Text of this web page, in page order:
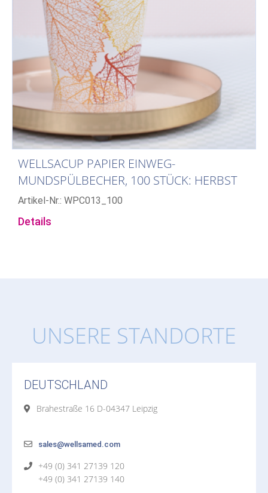
WELLSACUP PAPIER EINWEG-
MUNDSPÜLBECHER, 100 STÜCK: HERBST
Artikel-Nr.: WPC013_100
Details
UNSERE STANDORTE
DEUTSCHLAND
Brahestraße 16 D-04347 Leipzig
sales@wellsamed.com
+49 (0) 341 27139 120
+49 (0) 341 27139 140